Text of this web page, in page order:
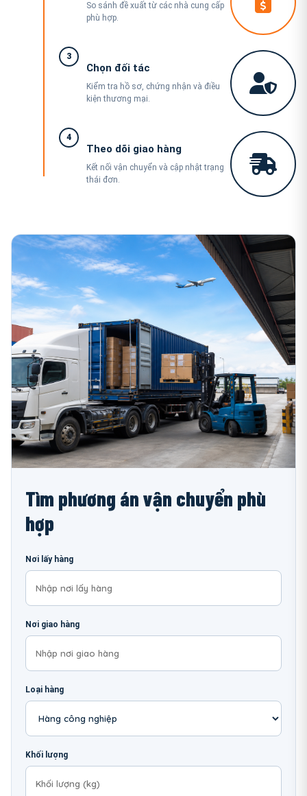
So sánh đề xuất từ các nhà cung cấp
phù hợp.
3
Chọn đối tác
Kiểm tra hồ sơ, chứng nhận và điều
kiện thương mại.
4
Theo dõi giao hàng
Kết nối vận chuyển và cập nhật trạng
thái đơn.
Tìm phương án vận chuyển phù
hợp
Nơi lấy hàng
Nơi giao hàng
Loại hàng
Khối lượng